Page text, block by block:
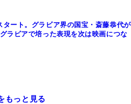
タート。グラビア界の国宝・斎藤恭代が
ラビアで培った表現を次は映画につな
もっと見る